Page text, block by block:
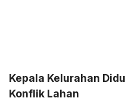
Kepala Kelurahan
Konflik Lahan